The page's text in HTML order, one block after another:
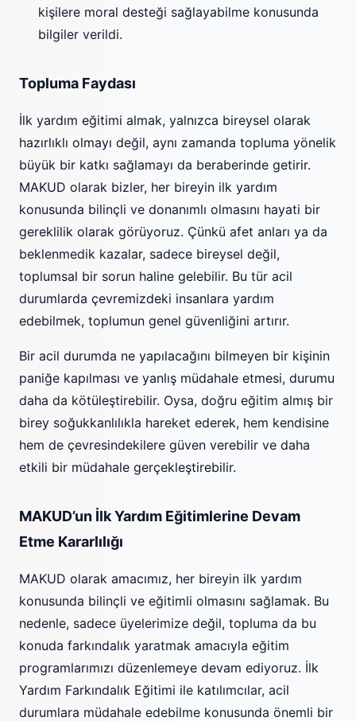
kişilere moral desteği sağlayabilme konusunda
bilgiler verildi.
Topluma Faydası
İlk yardım eğitimi almak, yalnızca bireysel olarak
hazırlıklı olmayı değil, aynı zamanda topluma yönelik
büyük bir katkı sağlamayı da beraberinde getirir.
MAKUD olarak bizler, her bireyin ilk yardım
konusunda bilinçli ve donanımlı olmasını hayati bir
gereklilik olarak görüyoruz. Çünkü afet anları ya da
beklenmedik kazalar, sadece bireysel değil,
toplumsal bir sorun haline gelebilir. Bu tür acil
durumlarda çevremizdeki insanlara yardım
edebilmek, toplumun genel güvenliğini artırır.
Bir acil durumda ne yapılacağını bilmeyen bir kişinin
paniğe kapılması ve yanlış müdahale etmesi, durumu
daha da kötüleştirebilir. Oysa, doğru eğitim almış bir
birey soğukkanlılıkla hareket ederek, hem kendisine
hem de çevresindekilere güven verebilir ve daha
etkili bir müdahale gerçekleştirebilir.
MAKUD’un İlk Yardım Eğitimlerine Devam
Etme Kararlılığı
MAKUD olarak amacımız, her bireyin ilk yardım
konusunda bilinçli ve eğitimli olmasını sağlamak. Bu
nedenle, sadece üyelerimize değil, topluma da bu
konuda farkındalık yaratmak amacıyla eğitim
programlarımızı düzenlemeye devam ediyoruz. İlk
Yardım Farkındalık Eğitimi ile katılımcılar, acil
durumlara müdahale edebilme konusunda önemli bir